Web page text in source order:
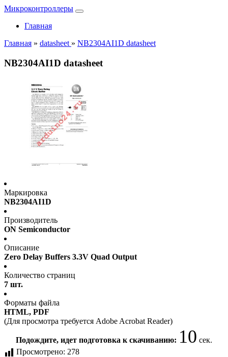
Микроконтроллеры
Главная
Главная » datasheet » NB2304AI1D datasheet
NB2304AI1D datasheet
Маркировка
NB2304AI1D
Производитель
ON Semiconductor
Описание
Zero Delay Buffers 3.3V Quad Output
Количество страниц
7 шт.
Форматы файла
HTML, PDF
(Для просмотра требуется Adobe Acrobat Reader)
Подождите, идет подготовка к скачиванию: 10 сек.
Просмотрено: 278